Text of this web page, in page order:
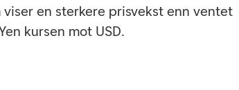
en sterkere prisvekst enn ventet
kursen mot USD.